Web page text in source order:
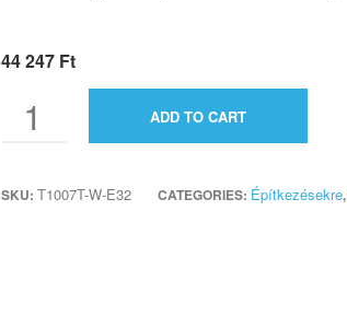
44 247 Ft
ADD TO CART
SKU: T1007T-W-E32 CATEGORIES: Építkezésekre,